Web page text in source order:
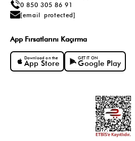
0 850 305 86 91
[email protected]
App Fırsatlarını Kaçırma
Download on the
App Store
GET IT ON
Google Play